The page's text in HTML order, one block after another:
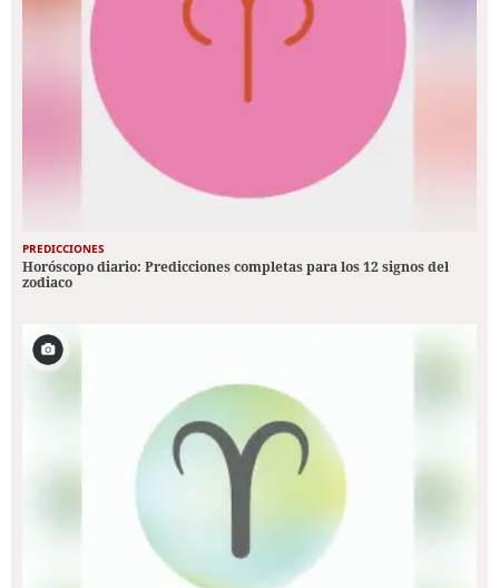
PREDICCIONES
Horóscopo diario: Predicciones completas para los 12 signos del
zodiaco